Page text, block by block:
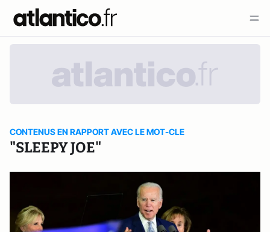
CONTENUS EN RAPPORT AVEC LE MOT-CLE
"SLEEPY JOE"